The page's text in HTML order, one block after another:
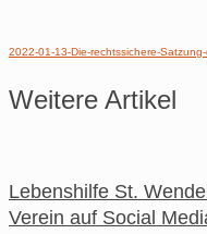
2022-01-13-Die-rechtssichere-
Weitere Artikel
Lebenshilfe St.
Verein auf Social